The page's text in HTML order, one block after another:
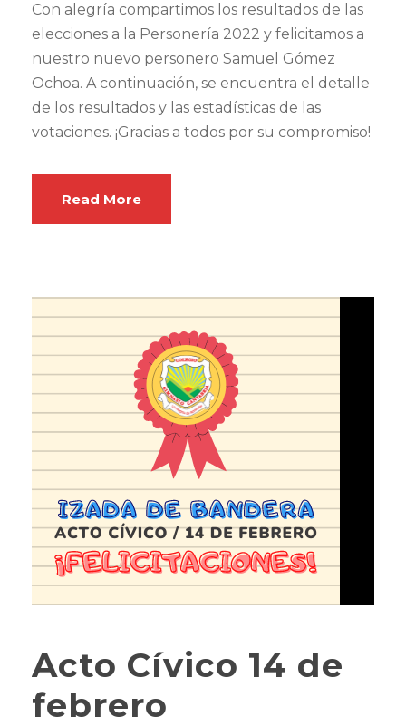
Con alegría compartimos los resultados de las
elecciones a la Personería 2022 y felicitamos a
nuestro nuevo personero Samuel Gómez
Ochoa. A continuación, se encuentra el detalle
de los resultados y las estadísticas de las
votaciones. ¡Gracias a todos por su compromiso!
Read More
Acto Cívico 14 de
febrero